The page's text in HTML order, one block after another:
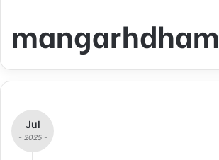
mangarhdham
Jul
- 2025 -